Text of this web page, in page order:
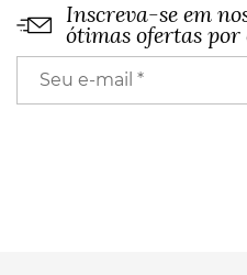
Inscreva-se em
ótimas ofertas